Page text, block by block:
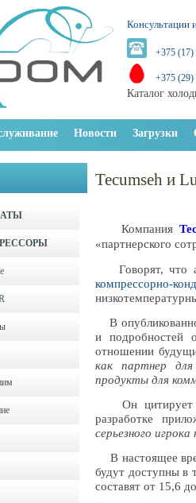
Консультации
+375 (17)
+375 (29)
Каталог
Новости Загрузки
Tecumseh и
Компания
«партнерского
Говорят, что
компрессорно-
В
и подробностей
отношении
как партнер
продукты для
Он цитирует
разработке
серьезного игрока
В настоящее
будут доступны в
составят от 15,6